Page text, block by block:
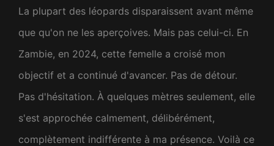
La plupart des léopards disparaissent avant même
que qu'on ne les aperçoives. Mais pas celui-ci. En
Zambie, en 2024, cette femelle a croisé mon
objectif et a continué d'avancer. Pas de détour.
Pas d'hésitation. À quelques mètres seulement, elle
s'est approchée calmement, délibérément,
complètement indifférente à ma présence. Voilà ce